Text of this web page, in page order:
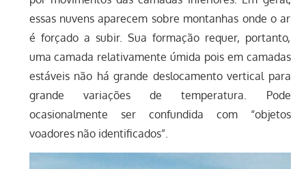
essas nuvens aparecem sobre montanhas onde o ar
é forçado a subir. Sua formação requer, portanto,
uma camada relativamente úmida pois em camadas
estáveis não há grande deslocamento vertical para
grande variações de temperatura. Pode
ocasionalmente ser confundida com “objetos
voadores não identificados”.